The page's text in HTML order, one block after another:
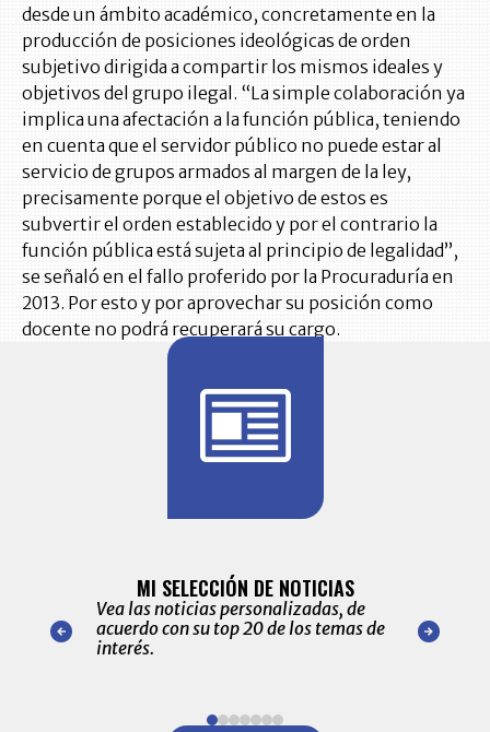
desde un ámbito académico, concretamente en la
producción de posiciones ideológicas de orden
subjetivo dirigida a compartir los mismos ideales y
objetivos del grupo ilegal. “La simple colaboración ya
implica una afectación a la función pública, teniendo
en cuenta que el servidor público no puede estar al
servicio de grupos armados al margen de la ley,
precisamente porque el objetivo de estos es
subvertir el orden establecido y por el contrario la
función pública está sujeta al principio de legalidad”,
se señaló en el fallo proferido por la Procuraduría en
2013. Por esto y por aprovechar su posición como
docente no podrá recuperará su cargo.
nuestro
para
MI SELECCIÓN DE NOTICIAS
Vea las noticias personalizadas, de
acuerdo con su top 20 de los temas de
interés.
de las